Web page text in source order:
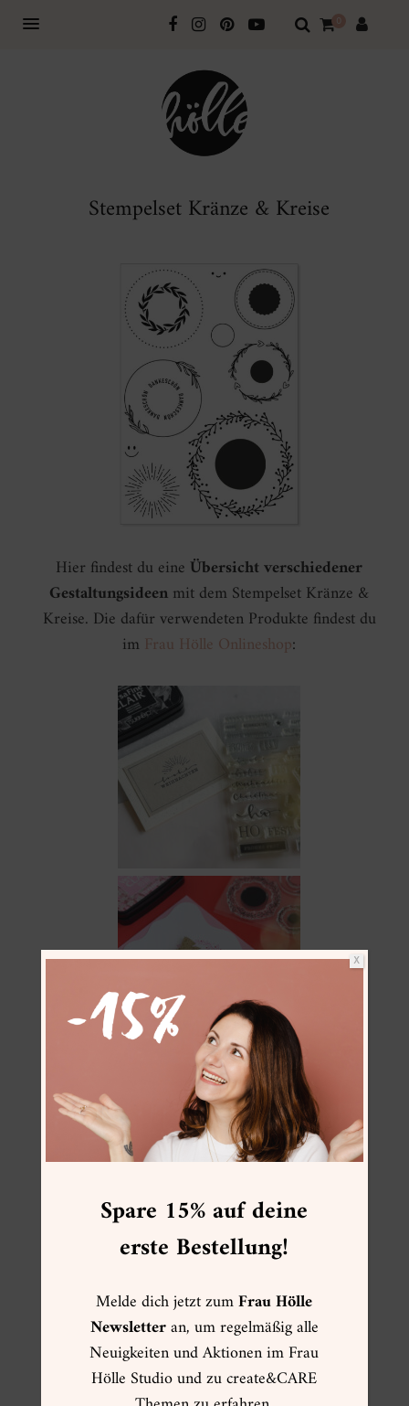
0
Stempelset Kränze & Kreise
Hier findest du eine Übersicht verschiedener
Gestaltungsideenmit dem Stempelset Kränze &
Kreise. Die dafür verwendeten Produkte findest du
im Frau Hölle Onlineshop:
Spare 15% auf deine
erste Bestellung!
Melde dich jetzt zumFrau Hölle
Newsletteran, um regelmäßig alle
Neuigkeiten und Aktionen im Frau
Hölle Studio und zu create&CARE
X